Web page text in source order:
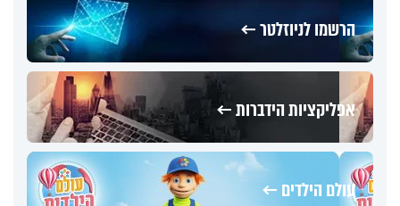
הרשמו לניוזלטר ←
אפליקציות הידברות ←
עולם הילדים ←